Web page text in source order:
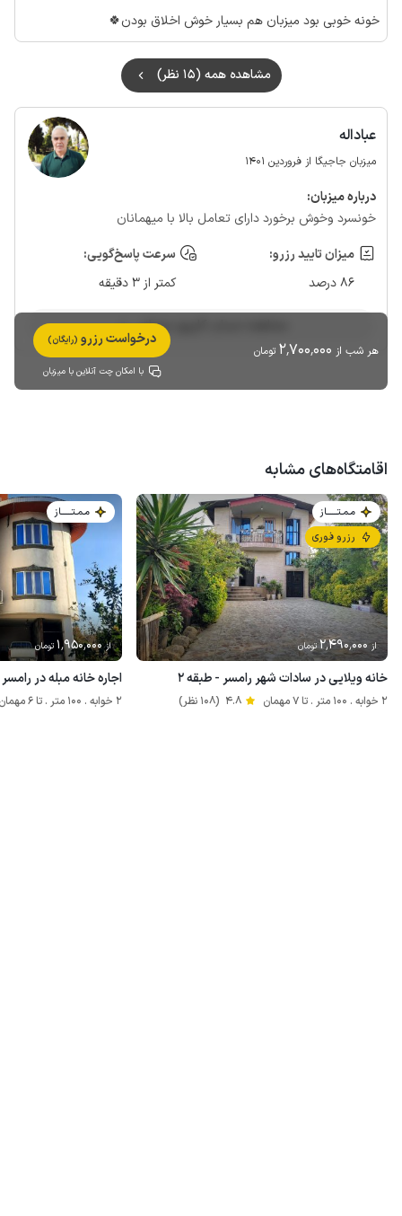
خونه خوبی بود میزبان هم بسیار خوش اخلاق بودن🍀
مشاهده همه (15 نظر)
عباداله
میزبان جاجیگا از فروردین 1401
درباره‌ میزبان:
خونسرد وخوش برخورد دارای تعامل بالا با میهمانان
میزان تایید رزرو:
86 درصد
سرعت پاسخ‌گویی:
کمتر از 3 دقیقه
مشاهده حساب کاربری میزبان
هر شب از 2٬700٬000 تومان
درخواست رزرو (رایگان)
با امکان چت آنلاین با میزبان
اقامتگاه‌های مشابه
مـمـتــــــاز
رزرو فوری
از 2٬490٬000تومان
خانه ویلایی در سادات شهر رامسر - طبقه ۲
2 خوابه . 100 متر . تا 7 مهمان 4.8 (108 نظر)
مـمـتــــــاز
از 1٬950٬000 تومان
اجاره خانه مبله در رامسر
2 خوابه . 100 متر . تا 6 مهمان